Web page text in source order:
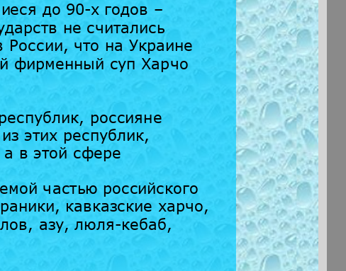
до 90-х годов –
не считались
что на Украине
фирменный суп Харчо
россияне
этих республик,
в этой сфере
частью российского
кавказские харчо,
азу, люля-кебаб,